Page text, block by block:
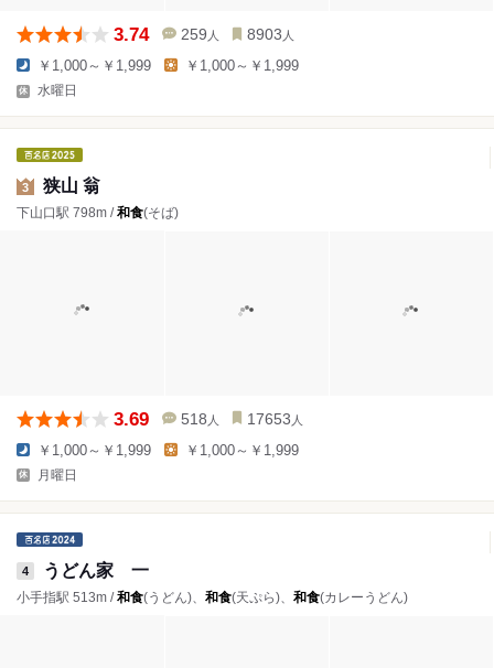
3.74 259 人 8903 人
￥1,000～￥1,999 ￥1,000～￥1,999
水曜日
3 狭山 翁
下山口駅 798m /和食(そば)
3.69 518 人 17653 人
￥1,000～￥1,999 ￥1,000～￥1,999
月曜日
4 うどん家 一
小手指駅 513m /和食(うどん)、 和食(天ぷら)、 和食(カレーうどん)